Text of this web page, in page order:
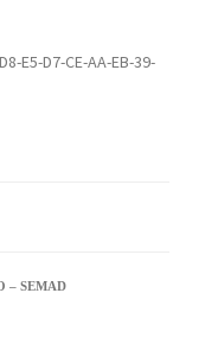
E5-D7-CE-AA-EB-39-
– SEMAD